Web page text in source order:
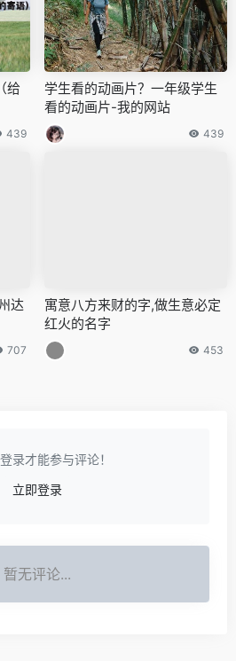
给
439
学生看的动画片？一年级学生
看的动画片-我的网站
439
达
707
寓意八方来财的字,做生意必定
红火的名字
453
录才能参与评论！
立即登录
暂无评论...